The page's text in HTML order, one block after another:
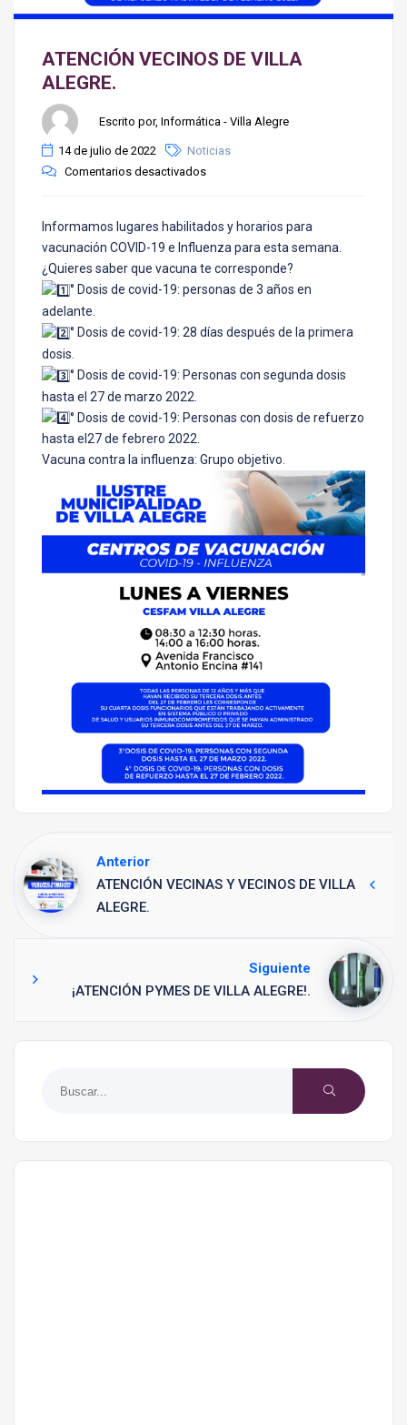
ATENCIÓN VECINOS DE VILLA
ALEGRE.
Escrito por, Informática - Villa Alegre
14 de julio de 2022
Noticias
Comentarios desactivados
Informamos lugares habilitados y horarios para
vacunación COVID-19 e Influenza para esta semana.
¿Quieres saber que vacuna te corresponde?
° Dosis de covid-19: personas de 3 años en
adelante.
° Dosis de covid-19: 28 días después de la primera
dosis.
° Dosis de covid-19: Personas con segunda dosis
hasta el 27 de marzo 2022.
° Dosis de covid-19: Personas con dosis de refuerzo
hasta el27 de febrero 2022.
Vacuna contra la influenza: Grupo objetivo.
Anterior
ATENCIÓN VECINAS Y VECINOS DE VILLA
ALEGRE.
Siguiente
¡ATENCIÓN PYMES DE VILLA ALEGRE!.